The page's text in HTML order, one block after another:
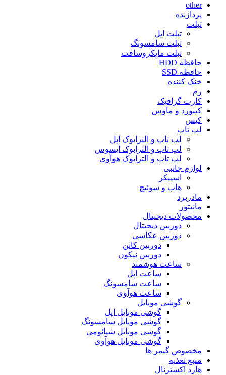
other
پردازنده
تبلت
تبلت اپل
تبلت سامسونگ
تبلت مایکروسافت
حافظه HDD
حافظه SSD
خنک کننده
رم
کارت گرافیک
کیبورد و ماوس
کیس
لپ تاپ
لپ تاپ و الترابوک اپل
لپ تاپ و الترابوک ایسوس
لپ تاپ و الترابوک هوآوی
لوازم جانبی
اسپیکر
هاب و سوئیچ
مادربرد
مانیتور
محصولات دیجیتال
دوربین دیجیتال
دوربین عکاسی
دوربین کانن
دوربین نیکون
ساعت هوشمند
ساعت اپل
ساعت سامسونگ
ساعت هوآوی
گوشی موبایل
گوشی موبایل اپل
گوشی موبایل سامسونگ
گوشی موبایل شیائومی
گوشی موبایل هوآوی
مخصوص گیمر ها
منبع تغذیه
هارد اکسترنال